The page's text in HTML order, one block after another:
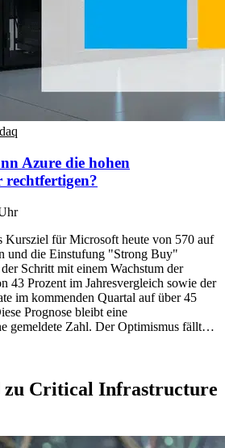
Azure die hohen
Kursziel für Microsoft heute von 570 auf
und die Einstufung "Strong Buy"
Schritt mit einem Wachstum der
43 Prozent im Jahresvergleich sowie der
im kommenden Quartal auf über 45
Prognose bleibt eine
gemeldete Zahl. Der Optimismus fällt…
Critical Infrastructure